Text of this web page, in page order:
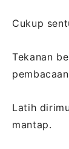
Cukup
Tekanan
Latih
mantap.